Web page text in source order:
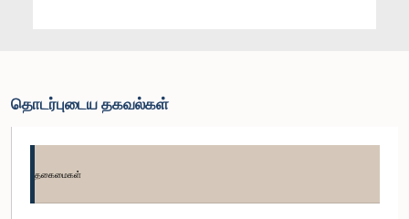
தொடர்புடைய தகவல்கள்
தகைமைகள்